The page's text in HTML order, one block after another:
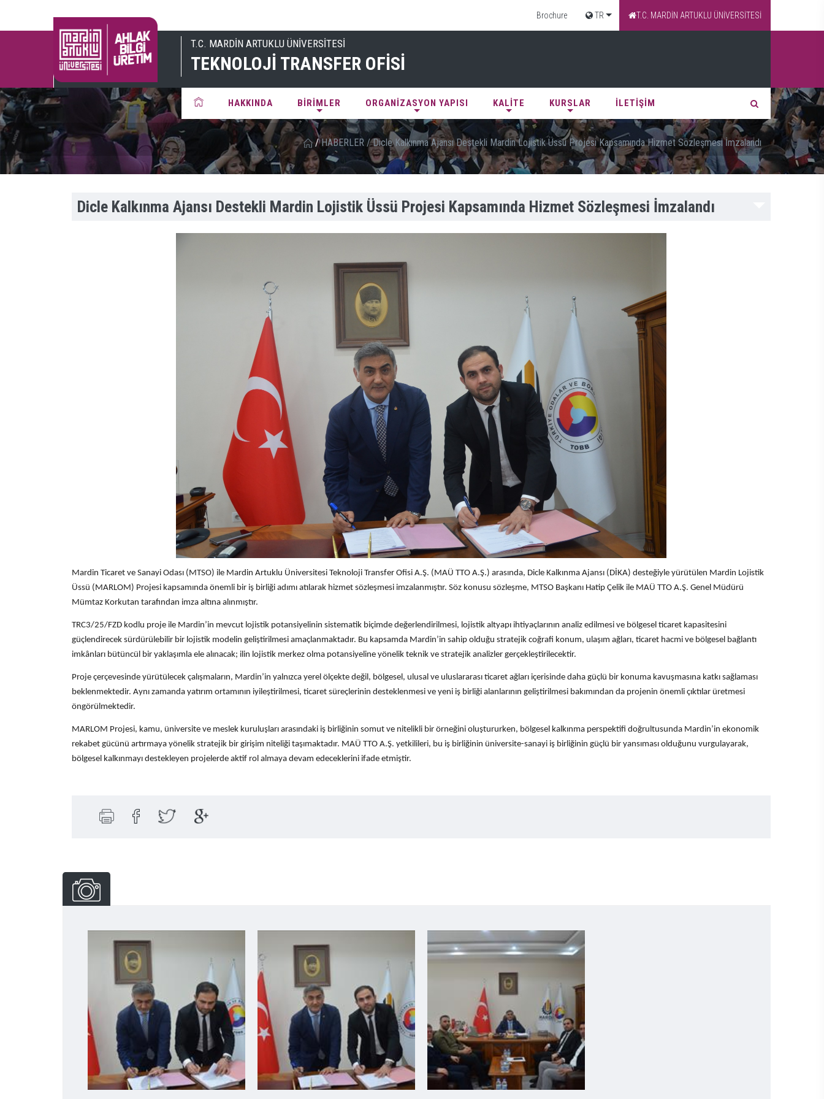
Brochure TR T.C. MARDİN ARTUKLU ÜNİVERSİTESİ
T.C. MARDİN ARTUKLU ÜNİVERSİTESİ
TEKNOLOJİ TRANSFER OFİSİ
HAKKINDA BİRİMLER ORGANİZASYON YAPISI KALİTE KURSLAR İLETİŞİM
/ HABERLER / Dicle Kalkınma Ajansı Destekli Mardin Lojistik Üssü Projesi Kapsamında Hizmet Sözleşmesi İmzalandı
Dicle Kalkınma Ajansı Destekli Mardin Lojistik Üssü Projesi Kapsamında Hizmet Sözleşmesi İmzalandı
Mardin Ticaret ve Sanayi Odası (MTSO) ile Mardin Artuklu Üniversitesi Teknoloji Transfer Ofisi A.Ş. (MAÜ TTO A.Ş.) arasında, Dicle Kalkınma Ajansı (DİKA) desteğiyle yürütülen Mardin Lojistik
Üssü (MARLOM) Projesi kapsamında önemli bir iş birliği adımı atılarak hizmet sözleşmesi imzalanmıştır. Söz konusu sözleşme, MTSO Başkanı Hatip Çelik ile MAÜ TTO A.Ş. Genel Müdürü
Mümtaz Korkutan tarafından imza altına alınmıştır.
TRC3/25/FZD kodlu proje ile Mardin’in mevcut lojistik potansiyelinin sistematik biçimde değerlendirilmesi, lojistik altyapı ihtiyaçlarının analiz edilmesi ve bölgesel ticaret kapasitesini
güçlendirecek sürdürülebilir bir lojistik modelin geliştirilmesi amaçlanmaktadır. Bu kapsamda Mardin’in sahip olduğu stratejik coğrafi konum, ulaşım ağları, ticaret hacmi ve bölgesel bağlantı
imkânları bütüncül bir yaklaşımla ele alınacak; ilin lojistik merkez olma potansiyeline yönelik teknik ve stratejik analizler gerçekleştirilecektir.
Proje çerçevesinde yürütülecek çalışmaların, Mardin’in yalnızca yerel ölçekte değil, bölgesel, ulusal ve uluslararası ticaret ağları içerisinde daha güçlü bir konuma kavuşmasına katkı sağlaması
beklenmektedir. Aynı zamanda yatırım ortamının iyileştirilmesi, ticaret süreçlerinin desteklenmesi ve yeni iş birliği alanlarının geliştirilmesi bakımından da projenin önemli çıktılar üretmesi
öngörülmektedir.
MARLOM Projesi, kamu, üniversite ve meslek kuruluşları arasındaki iş birliğinin somut ve nitelikli bir örneğini oluştururken, bölgesel kalkınma perspektifi doğrultusunda Mardin’in ekonomik
rekabet gücünü artırmaya yönelik stratejik bir girişim niteliği taşımaktadır. MAÜ TTO A.Ş. yetkilileri, bu iş birliğinin üniversite-sanayi iş birliğinin güçlü bir yansıması olduğunu vurgulayarak,
bölgesel kalkınmayı destekleyen projelerde aktif rol almaya devam edeceklerini ifade etmiştir.